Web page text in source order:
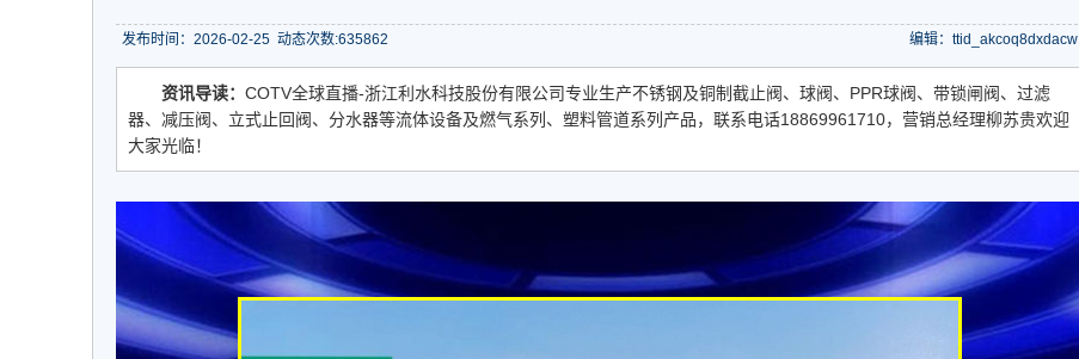
发布时间：2026-02-25 动态次数:635862 编辑：ttid_akcoq8dxdacw
资讯导读： COTV全球直播-浙江利水科技股份有限公司专业生产不锈钢及铜制截止阀、球阀、PPR球阀、带锁闸阀、过滤
器、减压阀、立式止回阀、分水器等流体设备及燃气系列、塑料管道系列产品，联系电话18869961710，营销总经理柳苏贵欢迎
大家光临！